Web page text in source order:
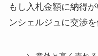
もし入札金額に納得
ンシェルジュに交渉